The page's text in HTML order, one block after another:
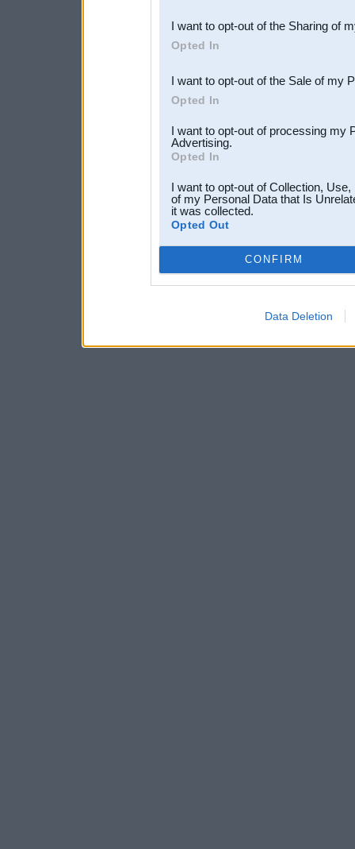
Downstream Participants
third parties.
I want to opt-out of the Sharing of
Opted In
I want to opt-out of the Sale of my
Opted In
I want to opt-out of processing my
Advertising.
Opted In
I want to opt-out of Collection,
of my Personal Data that Is
it was collected.
Opted Out
CONFIRM
Data Deletion